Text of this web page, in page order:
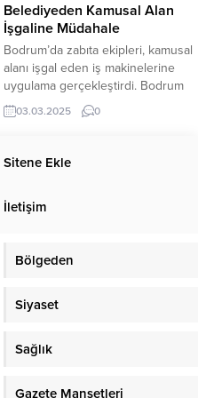
Belediyeden Kamusal Alan
İşgaline Müdahale
Bodrum’da zabıta ekipleri, kamusal
alanı işgal eden iş makinelerine
uygulama gerçekleştirdi. Bodrum
Belediyesi Zabıta Müdürlüğü Trafik
Zabıta Amirliği ekipleri, ilçe
eden iş makinelerine uygulama
kaldırılması sağlanırken sahiplerine
Maddesi 1. ve 7. Fıkrasından...
03.03.2025 0
Sitene Ekle
İletişim
Bölgeden
Siyaset
Sağlık
Gazete Manşetleri